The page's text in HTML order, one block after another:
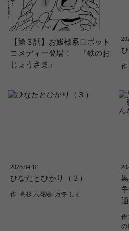
【第３話】お嬢様系ロボット
コメディー登場！ 『鉄のお
じょうさま』
作
2023.04.12
ひなたとひかり（３）
作: 高杉 六花絵: 万冬 しま
作
の